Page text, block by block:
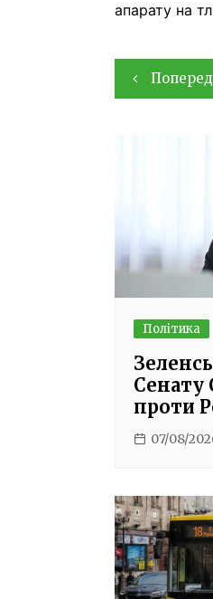
апарату на
Політика
Сенату
проти
07/08/